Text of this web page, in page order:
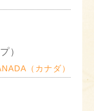
）
（カナダ）